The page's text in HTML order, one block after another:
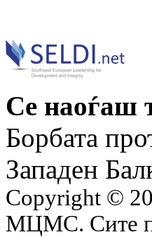
Се наоѓаш
Борбата
Западен
Copyright ©
МЦМС. Сите